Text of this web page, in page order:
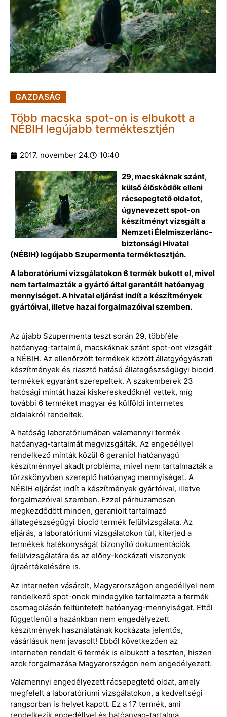
GAZDASÁG
Több macska spot-on is elbukott a
NÉBIH legújabb terméktesztjén
2017. november 24. 10:40
29, macskáknak szánt,
külső élősködők elleni
rácsepegtető oldatot,
úgynevezett spot-on
készítményt vizsgált a
Nemzeti Élelmiszerlánc-
biztonsági Hivatal
(NÉBIH) legújabb Szupermenta terméktesztjén.
A laboratóriumi vizsgálatokon 6 termék bukott el, mivel
nem tartalmazták a gyártó által garantált hatóanyag
mennyiséget. A hivatal eljárást indít a készítmények
gyártóival, illetve hazai forgalmazóival szemben.
Az újabb Szupermenta teszt során 29, többféle
hatóanyag-tartalmú, macskáknak szánt spot-ont vizsgált
a NÉBIH. Az ellenőrzött termékek között állatgyógyászati
készítmények és riasztó hatású állategészségügyi biocid
termékek egyaránt szerepeltek. A szakemberek 23
hatósági mintát hazai kiskereskedőknél vettek, míg
további 6 terméket magyar és külföldi internetes
oldalakról rendeltek.
A hatóság laboratóriumában valamennyi termék
hatóanyag-tartalmát megvizsgálták. Az engedéllyel
rendelkező minták közül 6 geraniol hatóanyagú
készítménnyel akadt probléma, mivel nem tartalmazták a
törzskönyvben szereplő hatóanyag mennyiséget. A
NÉBIH eljárást indít a készítmények gyártóival, illetve
forgalmazóival szemben. Ezzel párhuzamosan
megkezdődött minden, geraniolt tartalmazó
állategészségügyi biocid termék felülvizsgálata. Az
eljárás, a laboratóriumi vizsgálatokon túl, kiterjed a
termékek hatékonyságát bizonyító dokumentációk
felülvizsgálatára és az előny-kockázati viszonyok
újraértékelésére is.
Az interneten vásárolt, Magyarországon engedéllyel nem
rendelkező spot-onok mindegyike tartalmazta a termék
csomagolásán feltüntetett hatóanyag-mennyiséget. Ettől
függetlenül a hazánkban nem engedélyezett
készítmények használatának kockázata jelentős,
vásárlásuk nem javasolt! Ebből következően az
interneten rendelt 6 termék is elbukott a teszten, hiszen
azok forgalmazása Magyarországon nem engedélyezett.
Valamennyi engedélyezett rácsepegtető oldat, amely
megfelelt a laboratóriumi vizsgálatokon, a kedveltségi
rangsorban is helyet kapott. Ez a 17 termék, ami